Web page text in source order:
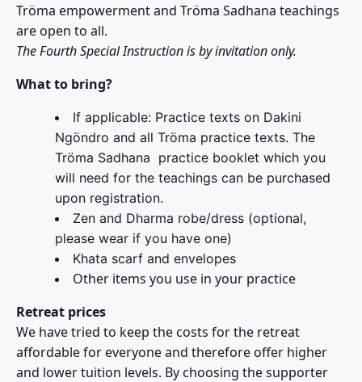
Tröma empowerment and Tröma Sadhana teachings
are open to all.
The Fourth Special Instruction is by invitation only.
What to bring?
If applicable: Practice texts on Dakini
Ngöndro and all Tröma practice texts. The
Tröma Sadhana practice booklet which you
will need for the teachings can be purchased
upon registration.
Zen and Dharma robe/dress (optional,
please wear if you have one)
Khata scarf and envelopes
Other items you use in your practice
Retreat prices
We have tried to keep the costs for the retreat
affordable for everyone and therefore offer higher
and lower tuition levels. By choosing the supporter